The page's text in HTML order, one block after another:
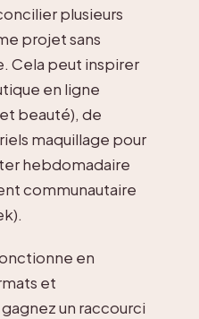
plusieurs
projet sans
Cela peut inspirer
en ligne
beauté), de
maquillage pour
hebdomadaire
communautaire
en
et
un raccourci